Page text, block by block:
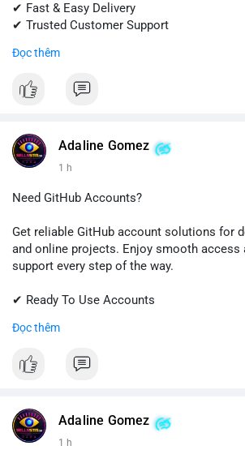
✔ Fast & Easy Delivery
✔ Trusted Customer Support
📱 WhatsApp: +1 (681) 549-2683
Đọc thêm
Adaline Gomez
1 h
Need GitHub Accounts?
Get reliable GitHub account solutions for
and online projects. Enjoy smooth access
support every step of the way.
✔ Ready To Use Accounts
✔ Trusted Customer Support
Contact us now to get started!
💬 Telegram: @SellsSMM
Đọc thêm
Adaline Gomez
1 h